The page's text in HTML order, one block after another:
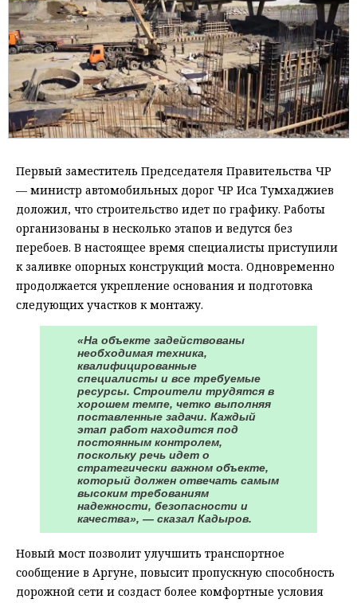
Первый заместитель Председателя Правительства ЧР
— министр автомобильных дорог ЧР Иса Тумхаджиев
доложил, что строительство идет по графику. Работы
организованы в несколько этапов и ведутся без
перебоев. В настоящее время специалисты приступили
к заливке опорных конструкций моста. Одновременно
продолжается укрепление основания и подготовка
следующих участков к монтажу.
«На объекте задействованы
необходимая техника,
квалифицированные
специалисты и все требуемые
ресурсы. Строители трудятся в
хорошем темпе, четко выполняя
поставленные задачи. Каждый
этап работ находится под
постоянным контролем,
поскольку речь идет о
стратегически важном объекте,
который должен отвечать самым
высоким требованиям
надежности, безопасности и
качества», — сказал Кадыров.
Новый мост позволит улучшить транспортное
сообщение в Аргуне, повысит пропускную способность
дорожной сети и создаст более комфортные условия